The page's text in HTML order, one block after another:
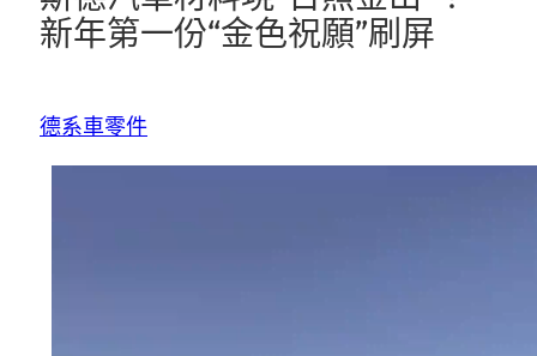
新年第一份“金色祝願”刷屏
德系車零件